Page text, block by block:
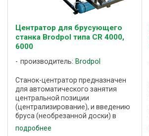
Центратор для брусующего
станка Brodpol типа CR 4000,
6000
производитель: Brodpol
Станок-центратор предназначен
для автоматического занятия
центральной позиции
(централизирование), и введению
бруса (необрезанной доски) в
многопильный (обрезной) станок.
Материал, который перемещается
подробнее